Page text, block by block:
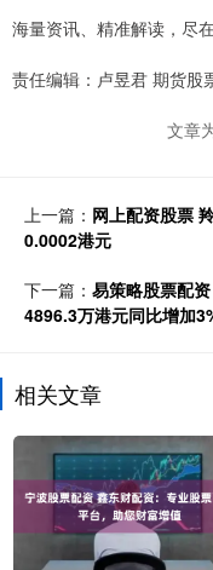
海量资讯、精准解读，尽
责任编辑：卢昱君 期货股
文章
上一篇： 网上配资股票
0.0002港元
下一篇： 易策略股票配
4896.3万港元同比增加
相关文章